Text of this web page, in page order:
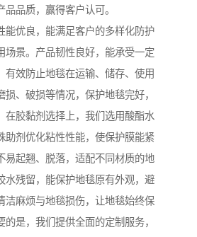
品质，赢得客户认可。
能优良，能满足客户的多样化防护
场景。产品韧性良好，能承受一定
有效防止地毯在运输、储存、使用
、破损等情况，保护地毯完好，
在胶黏剂选择上，我们选用酸酯水
助剂优化粘性性能，使保护膜能紧
易起翘、脱落，适配不同材质的地
水残留，能保护地毯原有外观，避
洁麻烦与地毯损伤，让地毯始终保
是，我们提供全面的定制服务，